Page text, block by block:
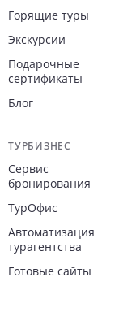
Горящие туры
Экскурсии
Подарочные
сертификаты
Блог
ТУРБИЗНЕС
Сервис
бронирования
ТурОфис
Автоматизация
турагентства
Готовые сайты